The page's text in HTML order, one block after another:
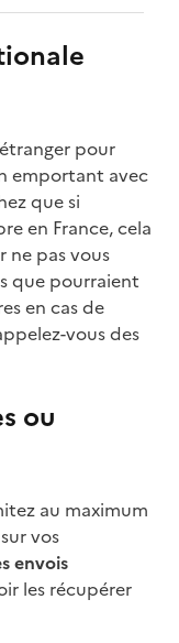
pour
emportant avec
que si
en France, cela
ne pas vous
que pourraient
en cas de
vous des
ou
au maximum
vos
envois
les récupérer